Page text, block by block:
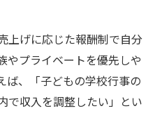
しい美容師キャリア
ャリアの発展パターン
の美容室選び方
キルアップを目指す
上げに応じた報酬制で自分
やプライベートを優先しや
ば、「子どもの学校行事の
で収入を調整したい」とい